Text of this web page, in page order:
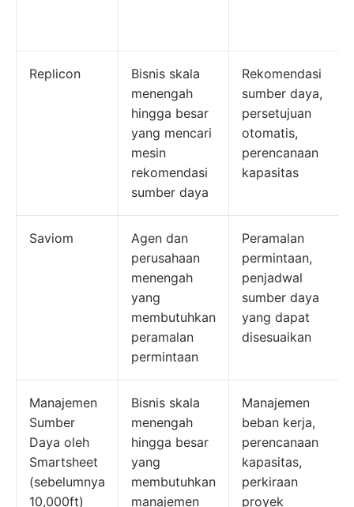
Replicon
Bisnis skala
menengah
hingga besar
yang mencari
mesin
rekomendasi
sumber daya
Rekomendasi
sumber daya,
persetujuan
otomatis,
perencanaan
kapasitas
Saviom
Agen dan
perusahaan
menengah
yang
membutuhkan
peramalan
permintaan
Peramalan
permintaan,
penjadwal
sumber daya
yang dapat
disesuaikan
Manajemen
Sumber
Daya oleh
Smartsheet
(sebelumnya
10,000ft)
Bisnis skala
menengah
hingga besar
yang
membutuhkan
manajemen
Manajemen
beban kerja,
perencanaan
kapasitas,
perkiraan
proyek